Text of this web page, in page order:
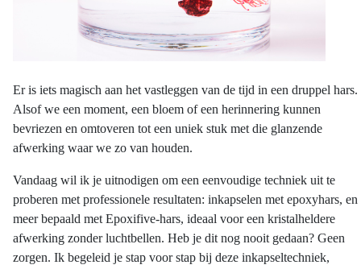
Er is iets magisch aan het vastleggen van de tijd in een druppel hars.
Alsof we een moment, een bloem of een herinnering kunnen
bevriezen en omtoveren tot een uniek stuk met die glanzende
afwerking waar we zo van houden.
Vandaag wil ik je uitnodigen om een eenvoudige techniek uit te
proberen met professionele resultaten: inkapselen met epoxyhars, en
meer bepaald met Epoxifive-hars, ideaal voor een kristalheldere
afwerking zonder luchtbellen. Heb je dit nog nooit gedaan? Geen
zorgen. Ik begeleid je stap voor stap bij deze inkapseltechniek,